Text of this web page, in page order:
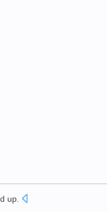
up.